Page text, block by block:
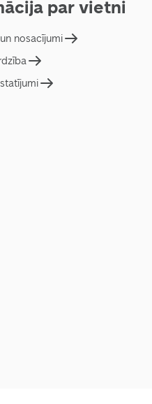
par vietni
nosacījumi